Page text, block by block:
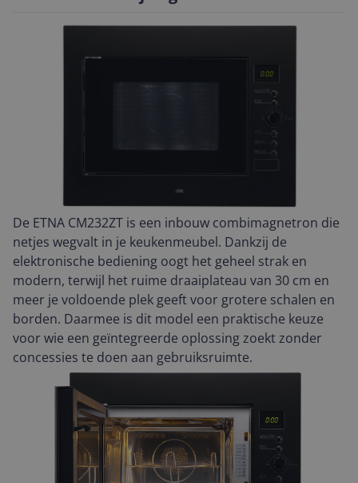
De ETNA CM232ZT is een inbouw combimagnetron die
netjes wegvalt in je keukenmeubel. Dankzij de
elektronische bediening oogt het geheel strak en
modern, terwijl het ruime draaiplateau van 30 cm en
meer je voldoende plek geeft voor grotere schalen en
borden. Daarmee is dit model een praktische keuze
voor wie een geïntegreerde oplossing zoekt zonder
concessies te doen aan gebruiksruimte.